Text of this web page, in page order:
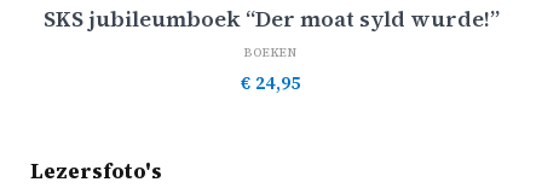
SKS jubileumboek “Der moat syld wurde!”
BOEKEN
€ 24,95
Lezersfoto's